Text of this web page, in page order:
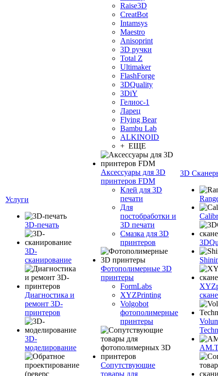
Услуги
3D-печать
3D-
сканирование
Диагностика и
ремонт 3D-
принтеров
3D-
моделирование
Raise3D
CreatBot
Intamsys
Maestro
Anisoprint
3D ручки
Total Z
Ultimaker
FlashForge
3DQuality
3DiY
Гелиос-1
Ларец
Flying Bear
Bambu Lab
ALKINOID
+ ЕЩЕ
Аксессуары для 3D
принтеров FDM
Клей для 3D
печати
Для
постобработки и
3D печати
Смазка для 3D
принтеров
Фотополимерные 3D
принтеры
FormLabs
XYZPrinting
Volgobot
фотополимерные
принтеры
Сопутствующие
товары для
3D